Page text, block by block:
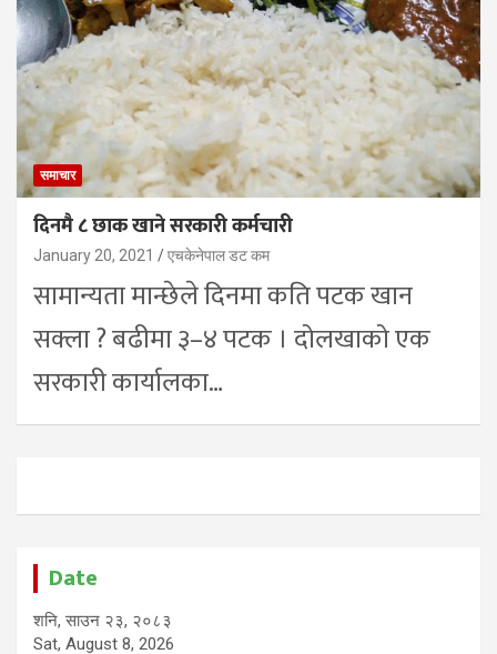
समाचार
दिनमै ८ छाक खाने सरकारी कर्मचारी
January 20, 2021 एचकेनेपाल डट कम
सामान्यता मान्छेले दिनमा कति पटक खान
सक्ला ? बढीमा ३–४ पटक । दोलखाको एक
सरकारी कार्यालका…
Date
शनि, साउन २३, २०८३
Sat, August 8, 2026